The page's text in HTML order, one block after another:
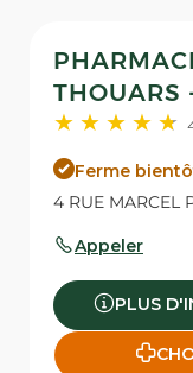
Ferme
4 RUE MARCEL
Appeler
PLUS